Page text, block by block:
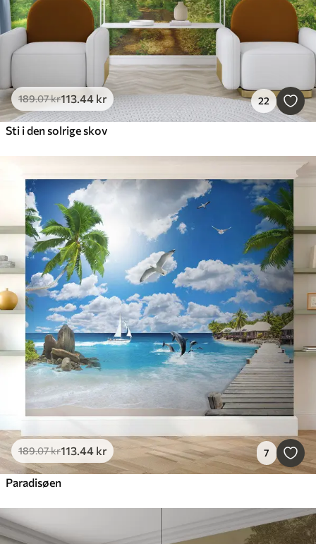
189.07kr113.44 kr 22
Sti i den solrige skov
189.07kr113.44 kr 7
Paradisøen